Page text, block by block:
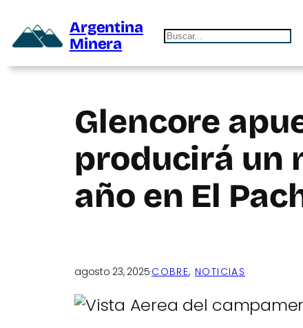
Argentina
Minera
Buscar
Glencore
producirá un
año en El
agosto 23, 2025·COBRE, NOTICIAS